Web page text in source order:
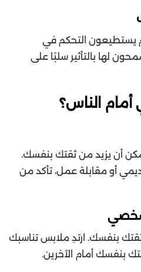
يستطيعون التحكم في
لها بالتأثير سلبًا على
الناس؟
أن يزيد من ثقتك بنفسك.
أو مقابلة عمل، تأكد من
بنفسك. ارتدِ ملابس تناسبك
بنفسك أمام الآخرين.